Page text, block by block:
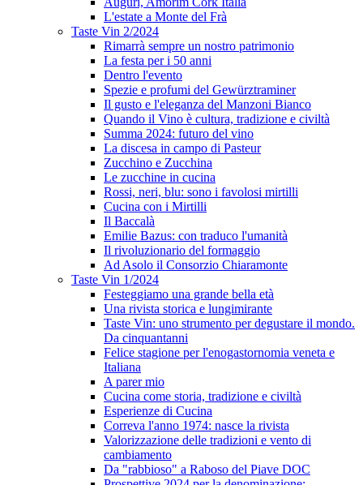
L'estate a Monte del Frà
Taste Vin 2/2024
Rimarrà sempre un nostro patrimonio
La festa per i 50 anni
Dentro l'evento
Spezie e profumi del Gewürztraminer
Il gusto e l'eleganza del Manzoni Bianco
Quando il Vino è cultura, tradizione e civiltà
Summa 2024: futuro del vino
La discesa in campo di Pasteur
Zucchino e Zucchina
Le zucchine in cucina
Rossi, neri, blu: sono i favolosi mirtilli
Cucina con i Mirtilli
Il Baccalà
Emilie Bazus: con traduco l'umanità
Il rivoluzionario del formaggio
Ad Asolo il Consorzio Chiaramonte
Taste Vin 1/2024
Festeggiamo una grande bella età
Una rivista storica e lungimirante
Taste Vin: uno strumento per degustare il mondo.
Da cinquantanni
Felice stagione per l'enogastornomia veneta e
Italiana
A parer mio
Cucina come storia, tradizione e civiltà
Esperienze di Cucina
Correva l'anno 1974: nasce la rivista
Valorizzazione delle tradizioni e vento di
cambiamento
Da "rabbioso" a Raboso del Piave DOC